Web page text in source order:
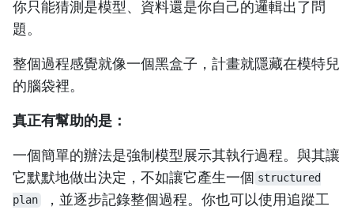
你只能猜測是模型、資料還是你自己的邏輯出了問
題。
整個過程感覺就像一個黑盒子，計畫就隱藏在模特兒
的腦袋裡。
真正有幫助的是：
一個簡單的辦法是強制模型展示其執行過程。與其讓
它默默地做出決定，不如讓它產生一個 structured
plan
，並逐步記錄整個過程。你也可以使用追蹤工